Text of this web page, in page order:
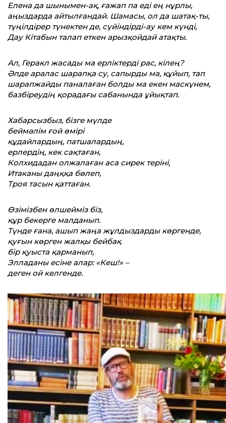
Елена да шынымен-ақ, ғажап па едіең нұрлы,
аңыздарда айтылғандай. Шамасы, ол да шатақ-ты,
түңілдірер түнектен де, сүйіндірді-аукем күнді,
Дау Кітабын талап еткен арызқойдай атақты.
Ал, Геракл жасады ма ерліктерді рас, кілең?
Әлде аралас шарапқа су, сапырды ма, құйып, тап
шарапжайды паналаған болды ма екен маскүнем,
базбіреудің қорадағы сабанында ұйықтап.
Хабарсызбыз, бізге мүлде
беймәлім ғой өмірі
құдайлардың, патшалардың,
ерлердің, кек сақтаған,
Колхидадан олжалаған аса сирек теріні,
Итаканы даңққа бөлеп,
Троя тасын қаттаған.
Өзімізбен өлшейміз біз,
құр бекерге малданып.
Түнде ғана, ашып жаңа жұлдыздарды көргенде,
қуғын көрген жалқы бейбақ
бір қуыста қарманып,
Элладаны есіне алар: «Кеш!» –
деген ой келгенде.